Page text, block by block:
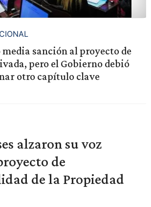
media sanción al proyecto de
pero el Gobierno debió
otro capítulo clave
alzaron su voz
de
de la Propiedad